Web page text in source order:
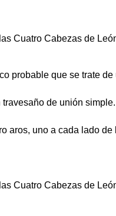
probable que se trate
travesaño de unión simple.
aros, uno a cada lado